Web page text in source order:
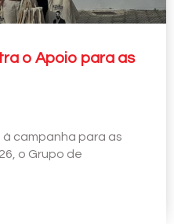
o Apoio para as
à campanha para as
o Grupo de